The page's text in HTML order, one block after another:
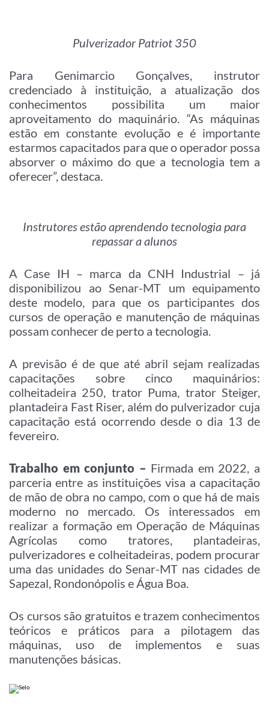
Pulverizador Patriot 350
Para Genimarcio Gonçalves, instrutor
credenciado à instituição, a atualização dos
conhecimentos possibilita um maior
aproveitamento do maquinário. “As máquinas
estão em constante evolução e é importante
estarmos capacitados para que o operador possa
absorver o máximo do que a tecnologia tem a
oferecer”, destaca.
Instrutores estão aprendendo tecnologia para
repassar a alunos
A Case IH – marca da CNH Industrial – já
disponibilizou ao Senar-MT um equipamento
deste modelo, para que os participantes dos
cursos de operação e manutenção de máquinas
possam conhecer de perto a tecnologia.
A previsão é de que até abril sejam realizadas
capacitações sobre cinco maquinários:
colheitadeira 250, trator Puma, trator Steiger,
plantadeira Fast Riser, além do pulverizador cuja
capacitação está ocorrendo desde o dia 13 de
fevereiro.
Trabalho em conjunto – Firmada em 2022, a
parceria entre as instituições visa a capacitação
de mão de obra no campo, com o que há de mais
moderno no mercado. Os interessados em
realizar a formação em Operação de Máquinas
Agrícolas como tratores, plantadeiras,
pulverizadores e colheitadeiras, podem procurar
uma das unidades do Senar-MT nas cidades de
Sapezal, Rondonópolis e Água Boa.
Os cursos são gratuitos e trazem conhecimentos
teóricos e práticos para a pilotagem das
máquinas, uso de implementos e suas
manutenções básicas.